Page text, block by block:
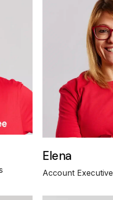
Elena
Account Executive